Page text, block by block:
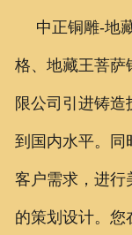
中正铜雕-地
格、地藏王菩萨
限公司引进铸
到国内水平。同
客户需求，进行
的策划设计。您